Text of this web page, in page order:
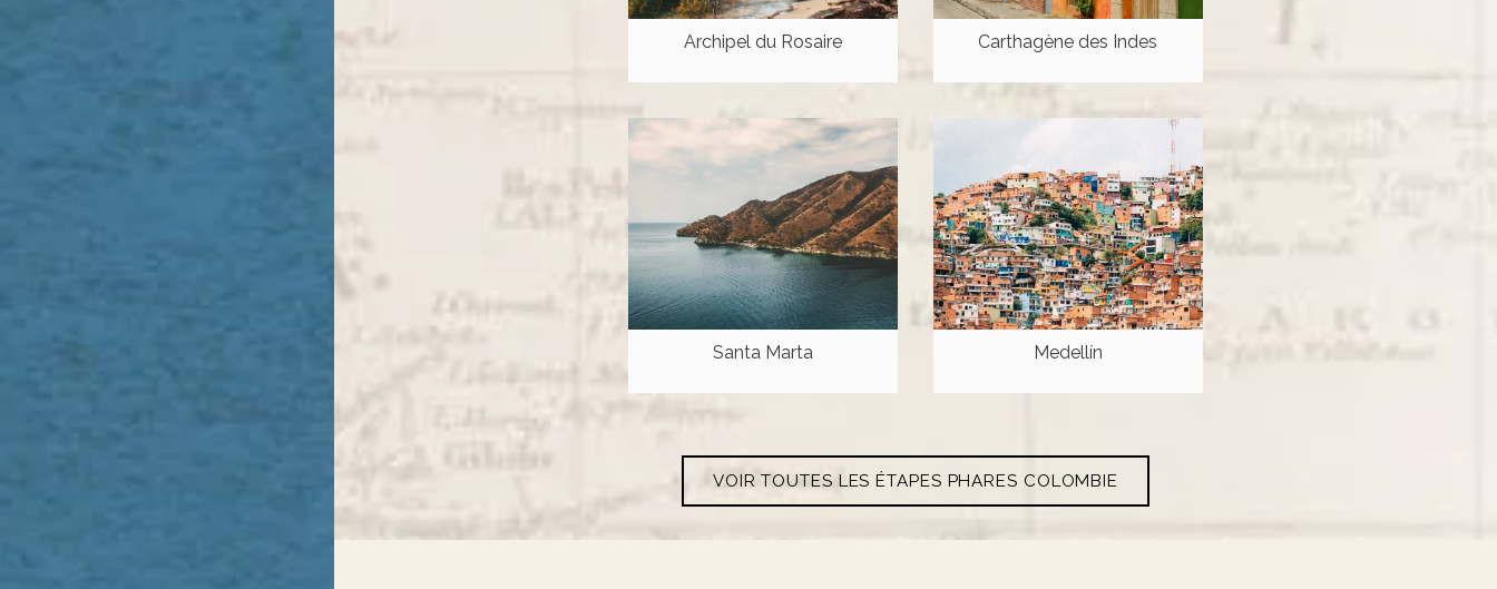
Archipel du Rosaire Carthagène des Indes
Santa Marta Medellín
VOIR TOUTES LES ÉTAPES PHARES COLOMBIE